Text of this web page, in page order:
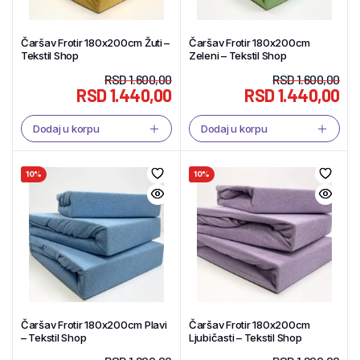
Čaršav Frotir 180x200cm Žuti –
Tekstil Shop
RSD1.600,00
RSD1.440,00
Dodaj u korpu
Čaršav Frotir 180x200cm
Zeleni – Tekstil Shop
RSD1.600,00
RSD1.440,00
Dodaj u korpu
10%
Čaršav Frotir 180x200cm Plavi
– Tekstil Shop
10%
Čaršav Frotir 180x200cm
Ljubičasti – Tekstil Shop